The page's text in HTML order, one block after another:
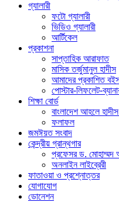
গ্যালারী
ফটো গ্যালারী
ভিডিও গ্যালারী
আর্টিকেল
প্রকাশনা
সাপ্তাহিক আরাফাত
মাসিক তর্জুমানুল হাদীস
আমাদের প্রকাশিত
পোস্টার-লিফলেট-
শিক্ষা বোর্ড
বাংলাদেশ আহলে হাদীস
ফলাফল
জমঈয়ত সংবাদ
কেন্দ্রীয় গ্রান্থগার
প্রফেসর ড. মোহাম্মদ
অনলাইন লাইব্রেরী
ফাতাওয়া ও প্রশ্নোত্তর
যোগাযোগ
ডোনেশন